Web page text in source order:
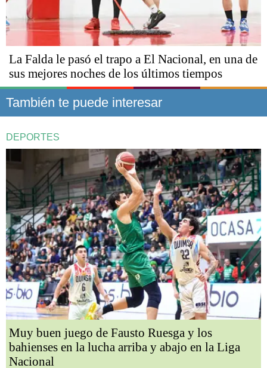
La Falda le pasó el trapo a El Nacional, en una de
sus mejores noches de los últimos tiempos
También te puede interesar
DEPORTES
Muy buen juego de Fausto Ruesga y los
bahienses en la lucha arriba y abajo en la Liga
Nacional